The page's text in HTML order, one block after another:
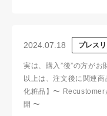
2024.07.18 プレス
実は、購入”後”の方が
以上は、注文後に関連
化粧品】〜
開 〜